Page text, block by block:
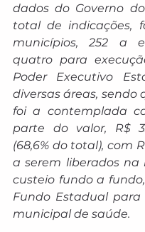
dados do Governo
total de indicações,
municípios, 252 a
quatro para
Poder Executivo
diversas áreas, sendo
foi a contemplada
parte do valor, R$
(68,6% do total), com
a serem liberados na
custeio fundo a
Fundo Estadual
municipal de saúde.